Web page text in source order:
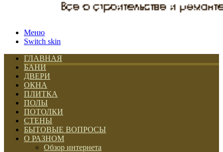
Меню
Switch skin
ГЛАВНАЯ
БАНИ
ДВЕРИ
ОКНА
ПЛИТКА
ПОЛЫ
ПОТОЛКИ
СТЕНЫ
БЫТОВЫЕ ВОПРОСЫ
О РАЗНОМ
Обзор интернета